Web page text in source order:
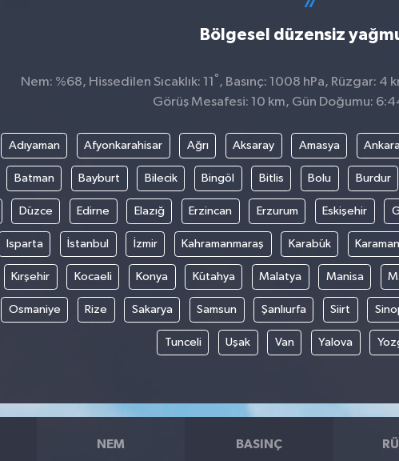
Bölgesel düzensiz
Nem: %68, Hissedilen Sıcaklık: 11 ° , Basınç: 1008 hPa, Rüzgar: 4
Görüş Mesafesi: 10 km, Gün Doğumu:
Adıyaman Afyonkarahisar Ağrı Aksaray Amasya
Batman Bayburt Bilecik Bingöl Bitlis Bolu Burdur
Düzce Edirne Elazığ Erzincan Erzurum Eskişehir
Isparta İstanbul İzmir Kahramanmaraş Karabük Karaman
Kırşehir Kocaeli Konya Kütahya Malatya Manisa
Osmaniye Rize Sakarya Samsun Şanlıurfa Siirt
Tunceli Uşak Van Yalova
NEM BASINÇ